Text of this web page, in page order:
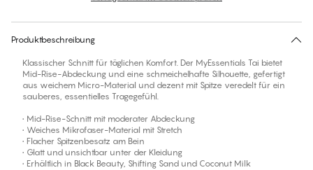
Produktbeschreibung
Klassischer Schnitt für täglichen Komfort. Der MyEssentials Tai bietet
Mid-Rise-Abdeckung und eine schmeichelhafte Silhouette, gefertigt
aus weichem Micro-Material und dezent mit Spitze veredelt für ein
sauberes, essentielles Tragegefühl.
• Mid-Rise-Schnitt mit moderater Abdeckung
• Weiches Mikrofaser-Material mit Stretch
• Flacher Spitzenbesatz am Bein
• Glatt und unsichtbar unter der Kleidung
• Erhältlich in Black Beauty, Shifting Sand und Coconut Milk